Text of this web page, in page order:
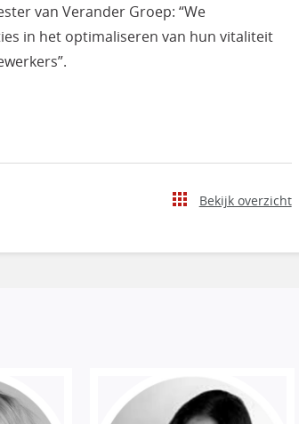
van Verander Groep: “We
in het optimaliseren van hun vitaliteit
Bekijk overzicht